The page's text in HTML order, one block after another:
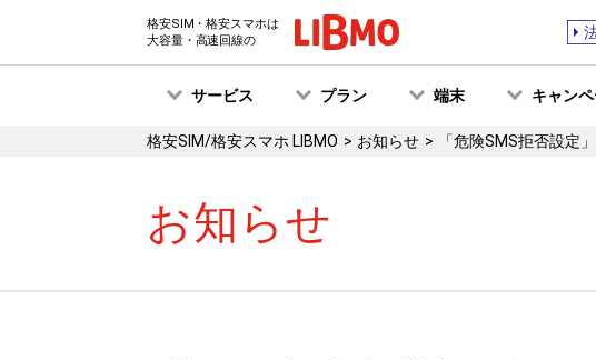
格安SIM・格安スマホは
大容量・高速回線の
サービス プラン 端末 キャン
格安SIM/格安スマホ LIBMO お知らせ 「危険SMS拒否設定
お知らせ